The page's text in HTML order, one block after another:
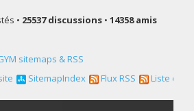
• 25537 discussions •14358 amis
sitemaps & RSS
SitemapIndex Flux RSS Liste des